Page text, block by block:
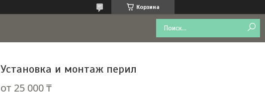
Корзина
Установка и монтаж перил
от 25 000 ₸